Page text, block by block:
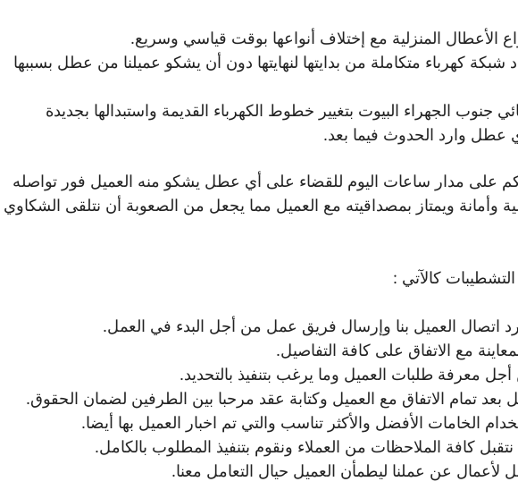
الأعطال المنزلية مع إختلاف أنواعها بوقت قياسي وسريع.
شبكة كهرباء متكاملة من بدايتها لنهايتها دون أن يشكو عميلنا من عطل بسببها
جنوب الجهراء البيوت بتغيير خطوط الكهرباء القديمة واستبدالها بجديدة
وارد الحدوث فيما بعد.
على مدار ساعات اليوم للقضاء على أي عطل يشكو منه العميل فور تواصله
وأمانة ويمتاز بمصداقيته مع العميل مما يجعل من الصعوبة أن نتلقى الشكاوي
كالآتي :
اتصال العميل بنا وإرسال فريق عمل من أجل البدء في العمل.
مع الاتفاق على كافة التفاصيل.
معرفة طلبات العميل وما يرغب بتنفيذ بالتحديد.
بعد تمام الاتفاق مع العميل وكتابة عقد مرحبا بين الطرفين لضمان الحقوق.
الخامات الأفضل والأكثر تناسب والتي تم اخبار العميل بها أيضا.
نتقبل كافة الملاحظات من العملاء ونقوم بتنفيذ المطلوب بالكامل.
عن عملنا ليطمأن العميل حيال التعامل معنا.